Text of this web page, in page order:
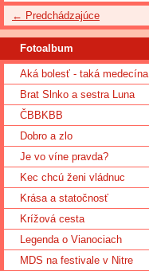
← Predchádzajúce
Fotoalbum
Aká bolesť - taká medecína
Brat Slnko a sestra Luna
ČBBKBB
Dobro a zlo
Je vo víne pravda?
Kec chcú ženi vládnuc
Krása a statočnosť
Krížová cesta
Legenda o Vianociach
MDS na festivale v Nitre